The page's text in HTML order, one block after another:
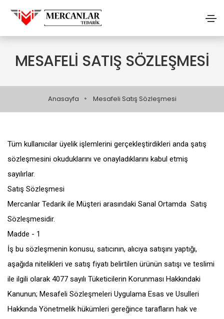
MESAFELI SATIŞ SÖZLEŞMESI
Anasayfa Mesafeli Satış Sözleşmesi
Tüm kullanıcılar üyelik işlemlerini gerçekleştirdikleri anda şatış
sözleşmesini okuduklarını ve onayladıklarını kabul etmiş
sayılırlar.
Satış Sözleşmesi
Mercanlar Tedarik ile Müşteri arasındaki Sanal Ortamda Satış
Sözleşmesidir.
Madde - 1
İş bu sözleşmenin konusu, satıcının, alıcıya satışını yaptığı,
aşağıda nitelikleri ve satış fiyatı belirtilen ürünün satışı ve teslimi
ile ilgili olarak 4077 sayılı Tüketicilerin Korunması Hakkındaki
Kanunun; Mesafeli Sözleşmeleri Uygulama Esas ve Usulleri
Hakkında Yönetmelik hükümleri gereğince tarafların hak ve